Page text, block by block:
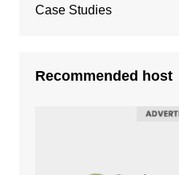
Case Studies
Recommended host